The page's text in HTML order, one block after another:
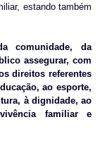
estando também
comunidade, da
assegurar, com
direitos referentes
ao esporte,
à dignidade, ao
familiar e